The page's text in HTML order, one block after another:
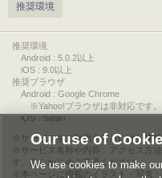
推奨環境
推奨環境
Android : 5.0.2以上
iOS : 9.0以上
推奨ブラウザ
Android : Google Chrome
※Yahoo!ブラウザは非対応です。
iOS : Safari
サービスをご利用されるには、情
サービス名称や内容、アクセス方
す。あらかじめご了承ください。
本ページに掲載のイラスト・写真
Our use of
We use cookies to make